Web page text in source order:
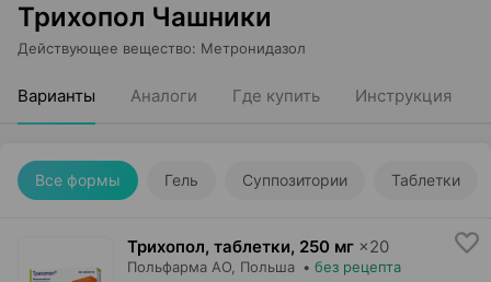
Трихопол Чашники
Действующее вещество: Метронидазол
Варианты Аналоги Где купить Инструкция
Все формы Гель Суппозитории Таблетки
Трихопол, таблетки, 250 мг ×20
Польфарма AO , Польша • без рецепта